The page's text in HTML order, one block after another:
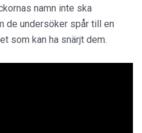
namn inte ska
de undersöker spår till en
som kan ha snärjt dem.